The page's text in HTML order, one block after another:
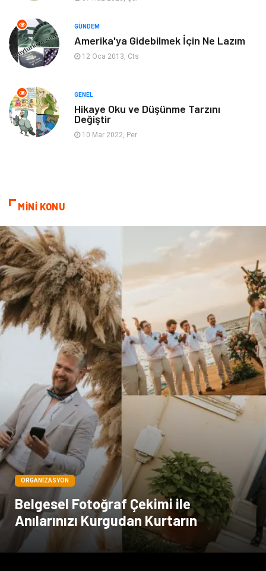
Markalar
Restaurant
Tarih
GÜNDEM
Amerika'ya Gidebilmek İçin Ne Lazım
12 Oca 2013, Cts
GENEL
Hikaye Oku ve Düşünme Tarzını
Değiştir
10 Mar 2022, Per
MİNİ KONU
ORGANIZASYON
Belgesel Fotoğraf Çekimi ile
Anılarınızı Kurgudan Kurtarın